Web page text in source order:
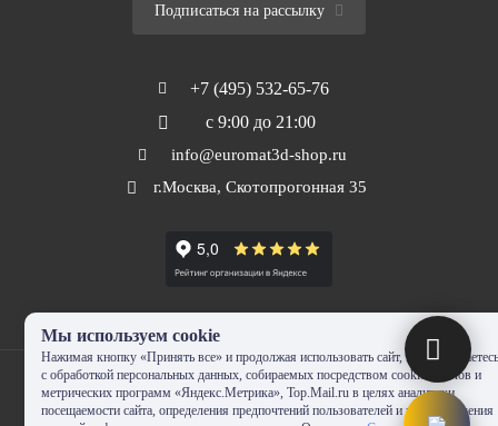
Подписаться на рассылку
+7 (495) 532-65-76
с 9:00 до 21:00
info@euromat3d-shop.ru
г.Москва, Скотопрогонная 35
Мы используем cookie
Нажимая кнопку «Принять все» и продолжая использовать сайт, Вы
с обработкой персональных данных, собираемых посредством cookie-файлов и
метрических программ «Яндекс.Метрика», Top.Mail.ru в целях аналитики
посещаемости сайта, определения предпочтений пользователей и предоставления